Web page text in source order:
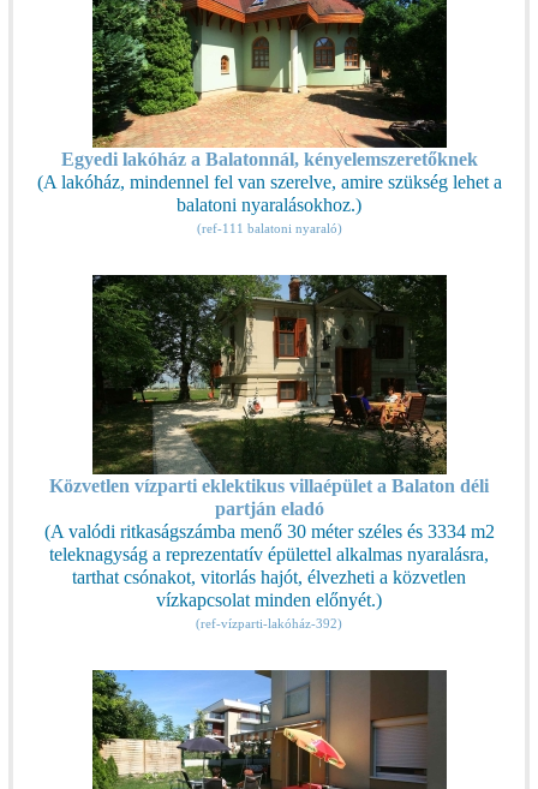
Egyedi lakóház a Balatonnál, kényelemszeretőknek
(A lakóház, mindennel fel van szerelve, amire szükség lehet a
balatoni nyaralásokhoz.)
(ref-111 balatoni nyaraló)
Közvetlen vízparti eklektikus villaépület a Balaton déli
partján eladó
(A valódi ritkaságszámba menő 30 méter széles és 3334 m2
teleknagyság a reprezentatív épülettel alkalmas nyaralásra,
tarthat csónakot, vitorlás hajót, élvezheti a közvetlen
vízkapcsolat minden előnyét.)
(ref-vízparti-lakóház-392)